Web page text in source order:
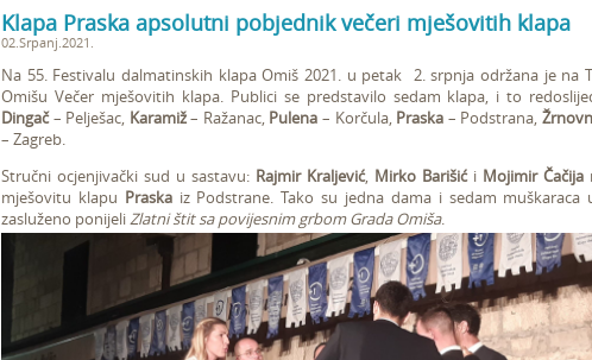
Klapa Praska apsolutni pobjednik večeri mješovitih klapa
02.Srpanj.2021.
Na 55. Festivalu dalmatinskih klapa Omiš 2021. u petak 2. srpnja održana je na
Omišu Večer mješovitih klapa. Publici se predstavilo sedam klapa, i to
Dingač– Pelješac, Karamiž– Ražanac, Pulena – Korčula, Praska – Podstrana,
– Zagreb.
Stručni ocjenjivački sud u sastavu: Rajmir Kraljević, Mirko Barišići Mojimir Čačija
mješovitu klapu Praskaiz Podstrane. Tako su jedna dama i sedam muškaraca
zasluženo ponijeliZlatni štit sa povijesnim grbom Grada Omiša.